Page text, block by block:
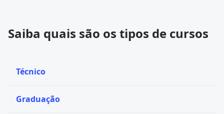
Saiba quais são os tipos de cursos
Técnico
Graduação